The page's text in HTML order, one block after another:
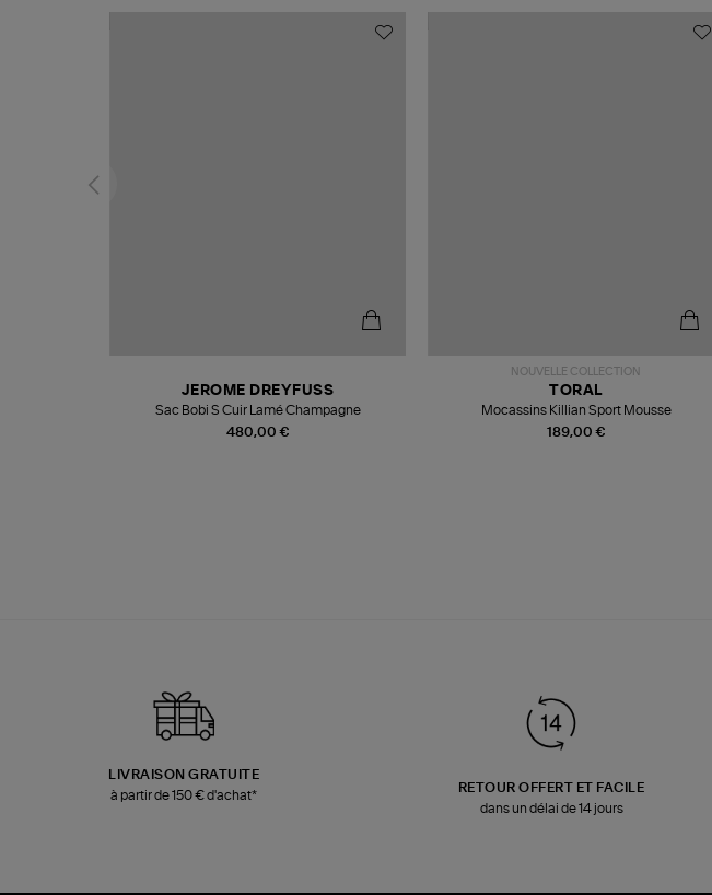
480,00 €
JEROME DREYFUSS
Sac Bobi S Cuir Lamé Champagne
NOUVELLE COLLECTION
189,00 €
TORAL
Mocassins Killian Sport Mousse
LIVRAISON GRATUITE
à partir de 150 € d'achat*
RETOUR OFFERT ET FACILE
dans un délai de 14 jours